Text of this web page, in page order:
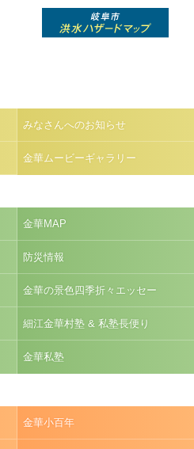
みなさんへのお知らせ
金華ムービーギャラリー
金華MAP
防災情報
金華の景色四季折々エッセー
細江金華村塾 & 私塾長便り
金華私塾
金華小百年